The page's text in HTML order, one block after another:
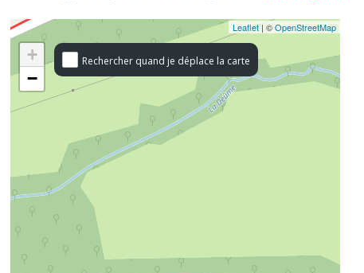
Rechercher quand je déplace la carte
+
−
Leaflet | ©OpenStreetMap